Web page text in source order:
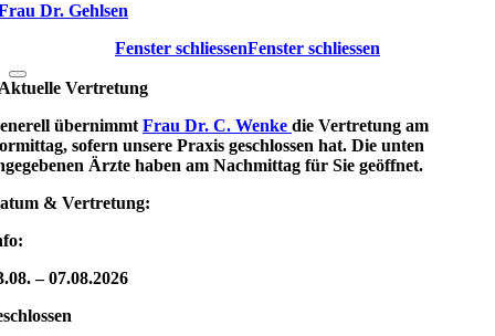
Dr. Gehlsen
Fenster schliessenFenster schliessen
Vertretung
übernimmt Frau Dr. C. Wenke die Vertretung am
sofern unsere Praxis geschlossen hat. Die unten
Ärzte haben am Nachmittag für Sie geöffnet.
& Vertretung:
– 07.08.2026